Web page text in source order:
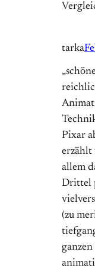
tarka
Pixar
erzählt
allem
Drittel
(zu